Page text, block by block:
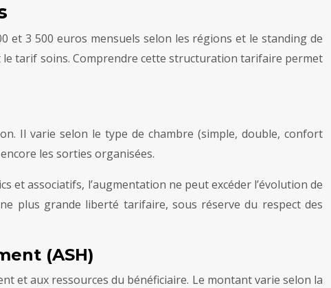
et 3 500 euros mensuels selon les régions et le standing de
le tarif soins. Comprendre cette structuration tarifaire permet
Il varie selon le type de chambre (simple, double, confort
les sorties organisées.
et associatifs, l’augmentation ne peut excéder l’évolution de
plus grande liberté tarifaire, sous réserve du respect des
(ASH)
et aux ressources du bénéficiaire. Le montant varie selon la